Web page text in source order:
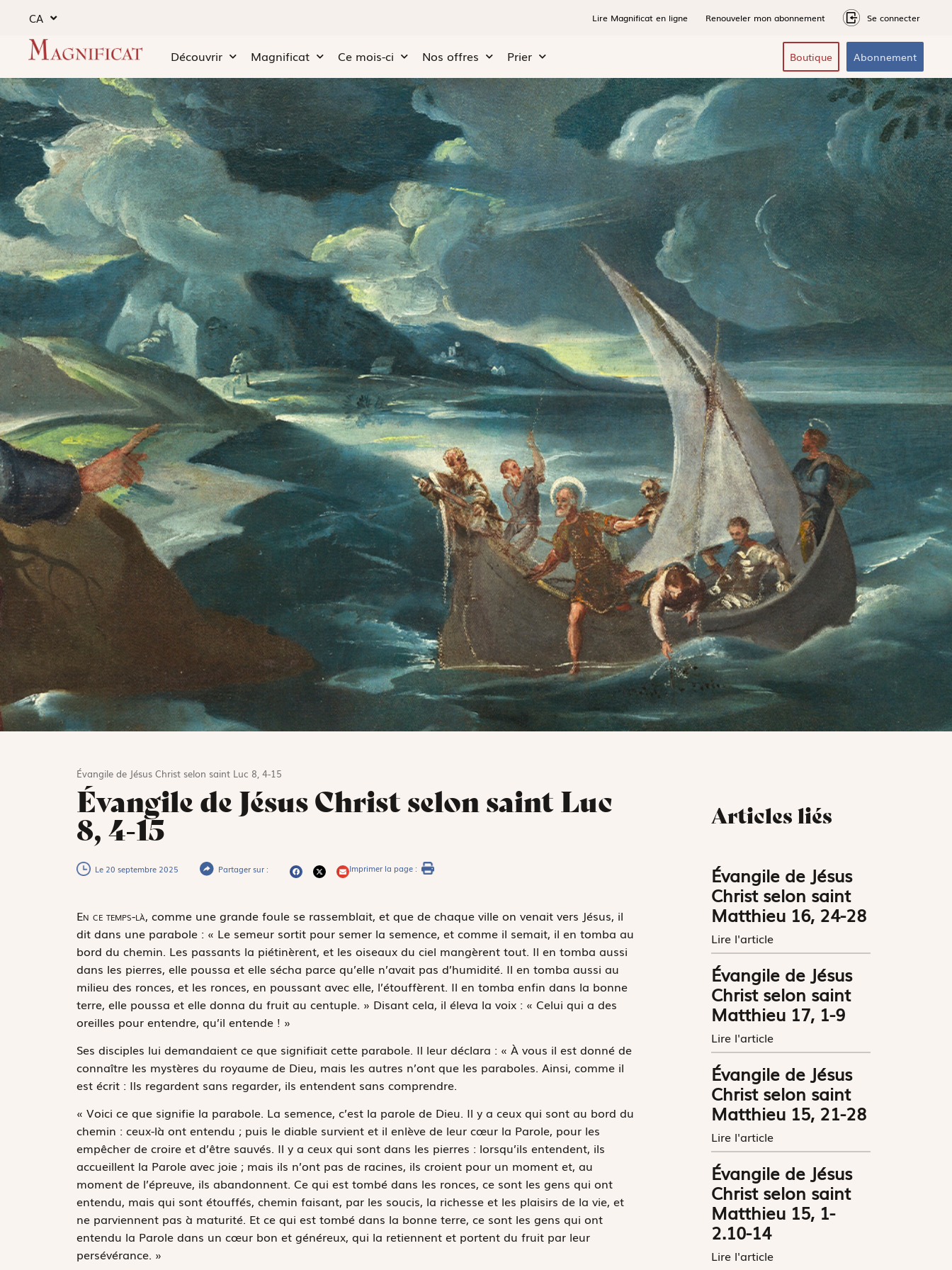
CA Lire Magnificat en ligne Renouveler mon abonnement Se connecter
Découvrir Magnificat Ce mois-ci Nos offres Prier Boutique Abonnement
Évangile de Jésus Christ selon saint Luc 8, 4-15
Évangile de Jésus Christ selon saint Luc
8, 4-15
Le 20 septembre 2025 Partager sur : Imprimer la page :
En ce temps-là, comme une grande foule se rassemblait, et que de chaque ville on venait vers Jésus, il
dit dans une parabole : « Le semeur sortit pour semer la semence, et comme il semait, il en tomba au
bord du chemin. Les passants la piétinèrent, et les oiseaux du ciel mangèrent tout. Il en tomba aussi
dans les pierres, elle poussa et elle sécha parce qu’elle n’avait pas d’humidité. Il en tomba aussi au
milieu des ronces, et les ronces, en poussant avec elle, l’étouffèrent. Il en tomba enfin dans la bonne
terre, elle poussa et elle donna du fruit au centuple. » Disant cela, il éleva la voix : « Celui qui a des
oreilles pour entendre, qu’il entende ! »
Ses disciples lui demandaient ce que signifiait cette parabole. Il leur déclara : « À vous il est donné de
connaître les mystères du royaume de Dieu, mais les autres n’ont que les paraboles. Ainsi, comme il
est écrit : Ils regardent sans regarder, ils entendent sans comprendre.
« Voici ce que signifie la parabole. La semence, c’est la parole de Dieu. Il y a ceux qui sont au bord du
chemin : ceux-là ont entendu ; puis le diable survient et il enlève de leur cœur la Parole, pour les
empêcher de croire et d’être sauvés. Il y a ceux qui sont dans les pierres : lorsqu’ils entendent, ils
accueillent la Parole avec joie ; mais ils n’ont pas de racines, ils croient pour un moment et, au
moment de l’épreuve, ils abandonnent. Ce qui est tombé dans les ronces, ce sont les gens qui ont
entendu, mais qui sont étouffés, chemin faisant, par les soucis, la richesse et les plaisirs de la vie, et
ne parviennent pas à maturité. Et ce qui est tombé dans la bonne terre, ce sont les gens qui ont
entendu la Parole dans un cœur bon et généreux, qui la retiennent et portent du fruit par leur
persévérance. »
Articles liés
Évangile de Jésus
Christ selon saint
Matthieu 16, 24-28
Lire l'article
Évangile de Jésus
Christ selon saint
Matthieu 17, 1-9
Lire l'article
Évangile de Jésus
Christ selon saint
Matthieu 15, 21-28
Lire l'article
Évangile de Jésus
Christ selon saint
Matthieu 15, 1-
2.10-14
Lire l'article